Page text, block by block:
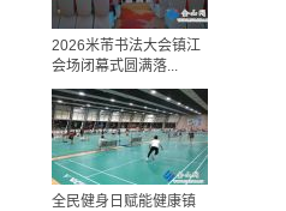
2026米芾书法大会镇江
会场闭幕式圆满落...
全民健身日赋能健康镇